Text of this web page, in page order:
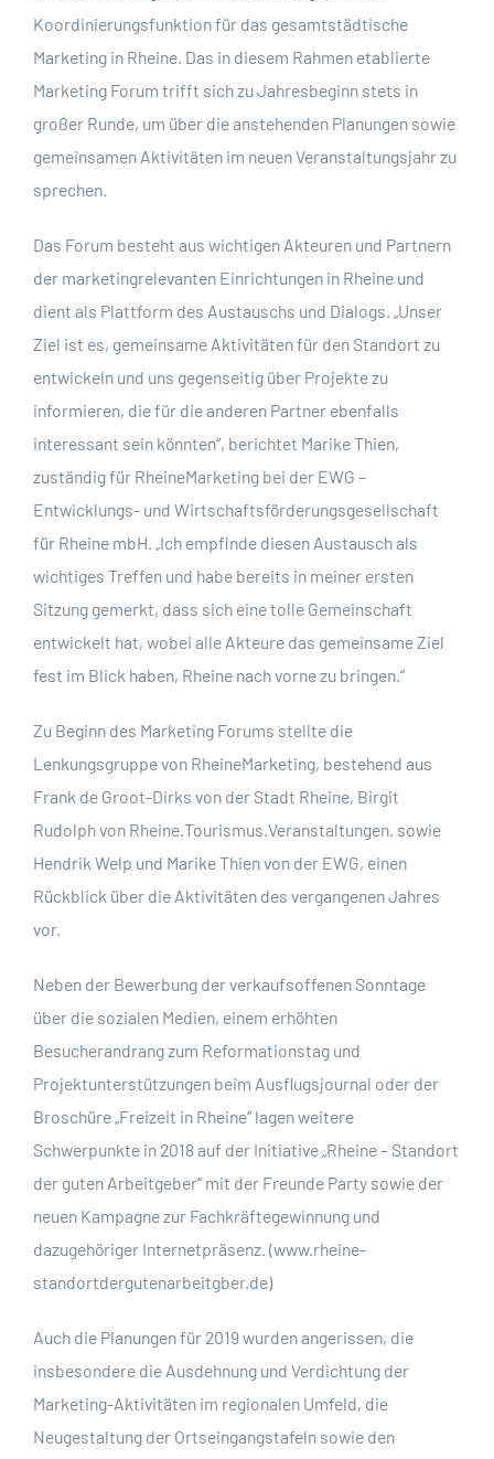
Koordinierungsfunktion für das gesamtstädtische
Marketing in Rheine. Das in diesem Rahmen etablierte
Marketing Forum trifft sich zu Jahresbeginn stets in
großer Runde, um über die anstehenden Planungen sowie
gemeinsamen Aktivitäten im neuen Veranstaltungsjahr zu
sprechen.
Das Forum besteht aus wichtigen Akteuren und Partnern
der marketingrelevanten Einrichtungen in Rheine und
dient als Plattform des Austauschs und Dialogs. „Unser
Ziel ist es, gemeinsame Aktivitäten für den Standort zu
entwickeln und uns gegenseitig über Projekte zu
informieren, die für die anderen Partner ebenfalls
interessant sein könnten“, berichtet Marike Thien,
zuständig für RheineMarketing bei der EWG –
Entwicklungs- und Wirtschaftsförderungsgesellschaft
für Rheine mbH. „Ich empfinde diesen Austausch als
wichtiges Treffen und habe bereits in meiner ersten
Sitzung gemerkt, dass sich eine tolle Gemeinschaft
entwickelt hat, wobei alle Akteure das gemeinsame Ziel
fest im Blick haben, Rheine nach vorne zu bringen.“
Zu Beginn des Marketing Forums stellte die
Lenkungsgruppe von RheineMarketing, bestehend aus
Frank de Groot-Dirks von der Stadt Rheine, Birgit
Rudolph von Rheine.Tourismus.Veranstaltungen. sowie
Hendrik Welp und Marike Thien von der EWG, einen
Rückblick über die Aktivitäten des vergangenen Jahres
vor.
Neben der Bewerbung der verkaufsoffenen Sonntage
über die sozialen Medien, einem erhöhten
Besucherandrang zum Reformationstag und
Projektunterstützungen beim Ausflugsjournal oder der
Broschüre „Freizeit in Rheine“ lagen weitere
Schwerpunkte in 2018 auf der Initiative „Rheine – Standort
der guten Arbeitgeber“ mit der Freunde Party sowie der
neuen Kampagne zur Fachkräftegewinnung und
dazugehöriger Internetpräsenz. (www.rheine-
standortdergutenarbeitgber.de)
Auch die Planungen für 2019 wurden angerissen, die
insbesondere die Ausdehnung und Verdichtung der
Marketing-Aktivitäten im regionalen Umfeld, die
Neugestaltung der Ortseingangstafeln sowie den